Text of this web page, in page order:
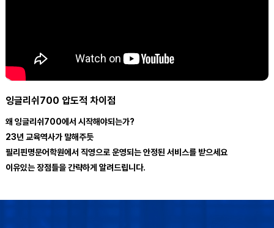
잉글리쉬700 압도적 차이점
왜 잉글리쉬700에서 시작해야되는가?
23년 교육역사가 말해주듯
필리핀명문어학원에서 직영으로 운영되는 안정된 서비스를 받으세요
이유있는 장점들을 간략하게 알려드립니다.